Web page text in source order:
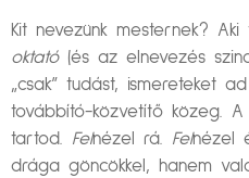
Kit nevezünk mesternek?
oktató(és az elnevezés
„csak” tudást, ismereteket
továbbító-közvetítő közeg. A
tartod. Felnézel rá. Felnézel
drága göncökkel, hanem